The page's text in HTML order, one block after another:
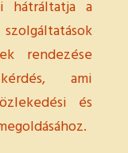
hátráltatja a
rendezése
ami
és